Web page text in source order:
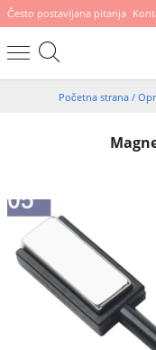
Često postavljana pitanja
Početna strana /